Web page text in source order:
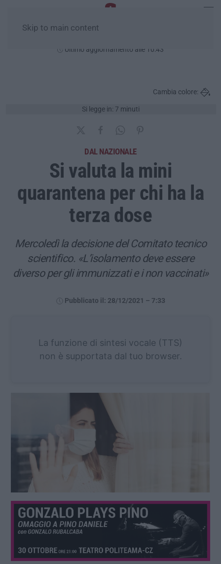
Skip to main content
Ultimo aggiornamento alle 10:43
Si legge in: 7 minuti
Cambia colore:
DAL NAZIONALE
Si valuta la mini
quarantena per chi ha la
terza dose
Mercoledì la decisione del Comitato tecnico
scientifico. «L’isolamento deve essere
diverso per gli immunizzati e i non vaccinati»
Pubblicato il: 28/12/2021 – 7:33
La funzione di sintesi vocale (TTS)
non è supportata dal tuo browser.